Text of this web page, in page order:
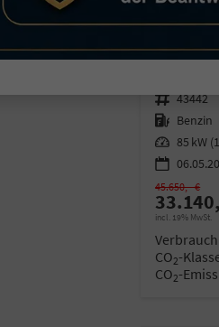
FORD
sofort
Fahrzeugnr. 43442
Kraftstoff Benzin
Leistung 85 kW
incl. 19% MwSt.
45.650,– €
CO2-
CO2-